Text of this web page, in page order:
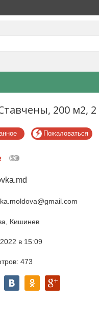
200 м2,
Пожаловаться
Кишинев
в 15:09
473